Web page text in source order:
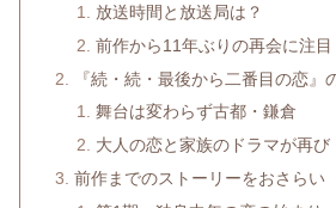
放送時間と放送局は？
前作から11年ぶりの再会に注目
『続・続・最後から二番目の恋』
舞台は変わらず古都・鎌倉
大人の恋と家族のドラマが再び
前作までのストーリーをおさらい